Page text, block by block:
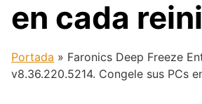
en cada
Portada » Faronics Deep Freeze
v8.36.220.5214. Congele sus PCs